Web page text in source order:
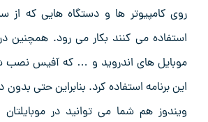
روی کامپیوتر ها و دستگاه هایی که از
استفاده می کنند بکار می رود. همچنین
موبایل های اندروید و … که آفیس نصب
این برنامه استفاده کرد. بنابراین حتی
ویندوز هم شما می توانید در موبایلتان